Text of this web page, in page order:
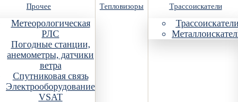
Прочее
Метеорологическая
РЛС
Погодные станции,
анемометры, датчики
ветра
Спутниковая связь
Электрооборудование
VSAT
Тепловизоры Трассоискатели